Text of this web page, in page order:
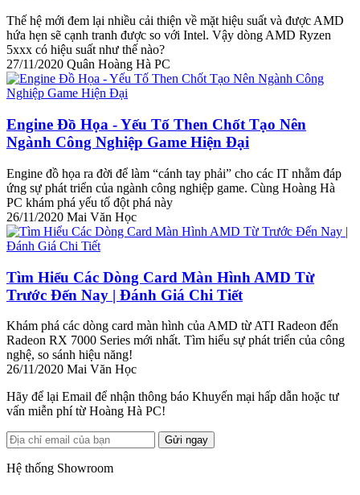
Thế hệ mới đem lại nhiều cải thiện về mặt hiệu suất và được AMD
hứa hẹn sẽ cạnh tranh được so với Intel. Vậy dòng AMD Ryzen
5xxx có hiệu suất như thế nào?
27/11/2020 Quân Hoàng Hà PC
Engine Đồ Họa - Yếu Tố Then Chốt Tạo Nên
Ngành Công Nghiệp Game Hiện Đại
Engine đồ họa ra đời để làm “cánh tay phải” cho các IT nhằm đáp
ứng sự phát triển của ngành công nghiệp game. Cùng Hoàng Hà
PC khám phá yếu tố đột phá này
26/11/2020 Mai Văn Học
Tìm Hiểu Các Dòng Card Màn Hình AMD Từ
Trước Đến Nay | Đánh Giá Chi Tiết
Khám phá các dòng card màn hình của AMD từ ATI Radeon đến
Radeon RX 7000 Series mới nhất. Tìm hiểu sự phát triển của công
nghệ, so sánh hiệu năng!
26/11/2020 Mai Văn Học
Hãy để lại Email để nhận thông báo Khuyến mại hấp dẫn hoặc tư
vấn miễn phí từ Hoàng Hà PC!
Gửi ngay
Hệ thống Showroom